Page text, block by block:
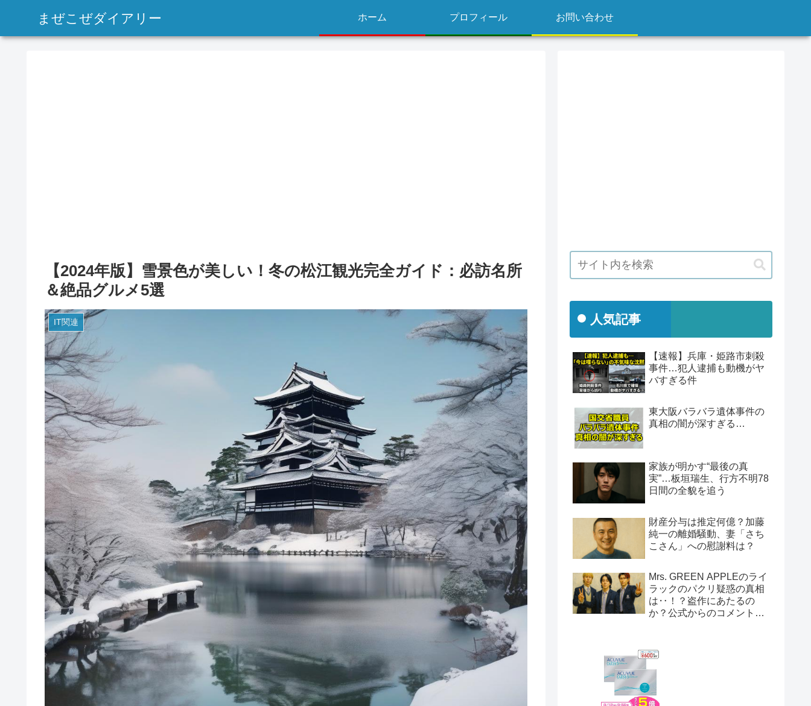
まぜこぜダイアリー ホーム プロフィール お問い合わせ
【2024年版】雪景色が美しい！冬の松江観光完全ガイド：必訪名所
＆絶品グルメ5選
IT関連 人気記事
【速報】兵庫・姫路市刺殺
事件…犯人逮捕も動機がヤ
バすぎる件
東大阪バラバラ遺体事件の
真相の闇が深すぎる…
家族が明かす“最後の真
実”…板垣瑞生、行方不明78
日間の全貌を追う
財産分与は推定何億？加藤
純一の離婚騒動、妻「さち
こさん」への慰謝料は？
Mrs. GREEN APPLEのライ
ラックのパクリ疑惑の真相
は‥！？盗作にあたるの
か？公式からのコメント